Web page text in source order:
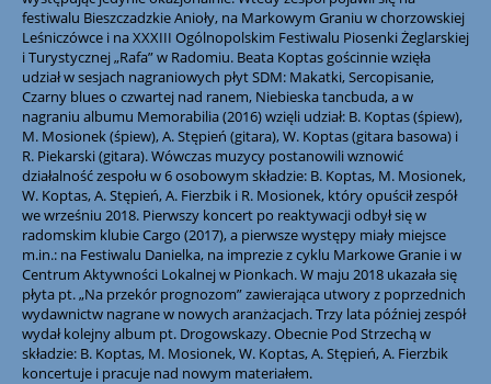
festiwalu Bieszczadzkie Anioły, na Markowym Graniu w chorzowskiej
Leśniczówce i na XXXIII Ogólnopolskim Festiwalu Piosenki Żeglarskiej
i Turystycznej „Rafa” w Radomiu. Beata Koptas gościnnie wzięła
udział w sesjach nagraniowych płyt SDM: Makatki, Sercopisanie,
Czarny blues o czwartej nad ranem, Niebieska tancbuda, a w
nagraniu albumu Memorabilia (2016) wzięli udział: B. Koptas (śpiew),
M. Mosionek (śpiew), A. Stępień (gitara), W. Koptas (gitara basowa) i
R. Piekarski (gitara). Wówczas muzycy postanowili wznowić
działalność zespołu w 6 osobowym składzie: B. Koptas, M. Mosionek,
W. Koptas, A. Stępień, A. Fierzbik i R. Mosionek, który opuścił zespół
we wrześniu 2018. Pierwszy koncert po reaktywacji odbył się w
radomskim klubie Cargo (2017), a pierwsze występy miały miejsce
m.in.: na Festiwalu Danielka, na imprezie z cyklu Markowe Granie i w
Centrum Aktywności Lokalnej w Pionkach. W maju 2018 ukazała się
płyta pt. „Na przekór prognozom” zawierająca utwory z poprzednich
wydawnictw nagrane w nowych aranżacjach. Trzy lata później zespół
wydał kolejny album pt. Drogowskazy. Obecnie Pod Strzechą w
składzie: B. Koptas, M. Mosionek, W. Koptas, A. Stępień, A. Fierzbik
koncertuje i pracuje nad nowym materiałem.